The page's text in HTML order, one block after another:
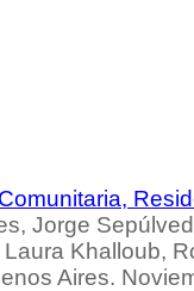
Comunitaria,
Jorge
Khalloub,
Aires.